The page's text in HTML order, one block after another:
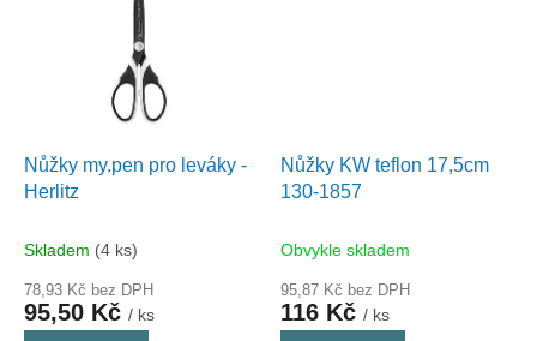
Nůžky my.pen pro leváky -
Herlitz
Skladem (4 ks)
78,93 Kč bez DPH
95,50 Kč / ks
Nůžky KW teflon 17,5cm
130-1857
Obvykle skladem
95,87 Kč bez DPH
116 Kč / ks